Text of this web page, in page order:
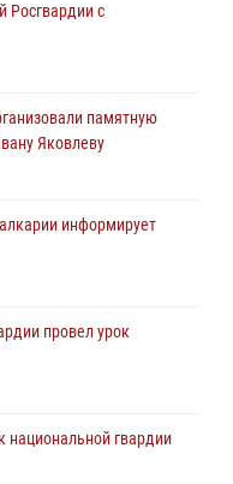
Росгвардии с
памятную
Яковлеву
информирует
провел урок
национальной гвардии